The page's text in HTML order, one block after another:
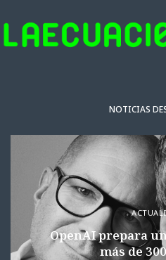
NOTICIAS
OpenAI prepara
más de